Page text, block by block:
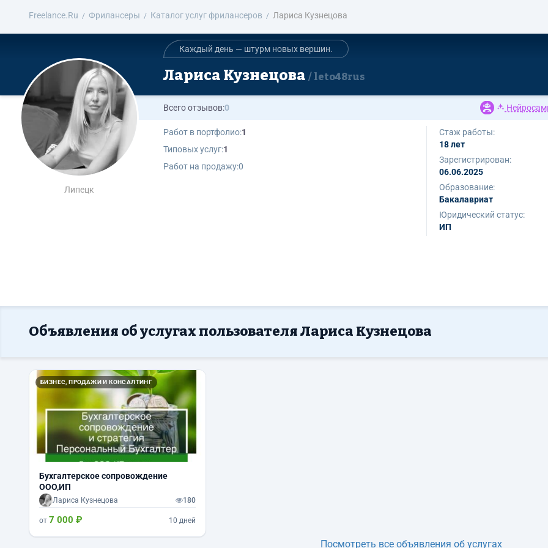
Freelance.Ru Фрилансеры Каталог услуг фрилансеров Лариса Кузнецова
Липецк
Каждый день — штурм новых вершин.
Лариса Кузнецова leto48rus
Всего отзывов:0
Работ в портфолио:1
Типовых услуг:1
Работ на продажу:0
Стаж работы:
18 лет
Зарегистрирован:
06.06.2025
Образование:
Бакалавриат
Юридический статус:
ИП
Объявления об услугах пользователя Лариса Кузнецова
БИЗНЕС, ПРОДАЖИ И КОНСАЛТИНГ
Бухгалтерское сопровождение
ООО,ИП
Лариса Кузнецова 180
от 7 000 ₽ 10 дней
Посмотреть все объявления об услугах